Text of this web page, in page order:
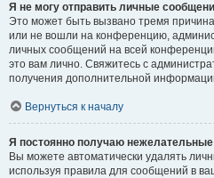
Я не могу отправить личные
Это может быть вызвано тремя
или не вошли на конференцию,
личных сообщений на всей
это вам лично. Свяжитесь с
получения дополнительной
Вернуться к началу
Я постоянно получаю
Вы можете автоматически удалять
используя правила для сообщений в